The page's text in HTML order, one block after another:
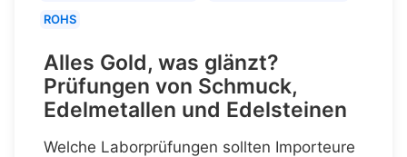
ROHS
Alles Gold, was glänzt?
Prüfungen von Schmuck,
Edelmetallen und Edelsteinen
Welche Laborprüfungen sollten Importeure